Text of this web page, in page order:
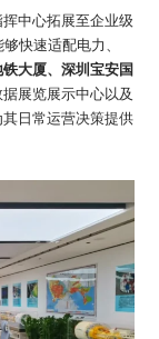
中心拓展至企业级
快速适配电力、
大厦、深圳宝安国
展览展示中心以及
日常运营决策提供